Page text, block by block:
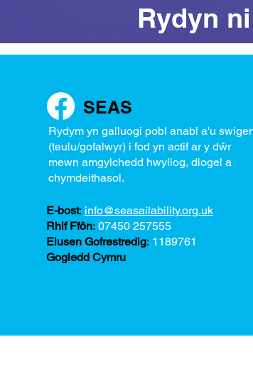
Rydyn
SEAS
Rydym yn galluogi pobl anabl a'u
(teulu/gofalwyr) i fod yn actif ar y dŵr
mewn amgylchedd hwyliog, diogel a
chymdeithasol.
E-bost: info@seasailability.org.uk
Rhif Ffôn: 07450 257555
Elusen Gofrestredig: 1189761
Gogledd Cymru